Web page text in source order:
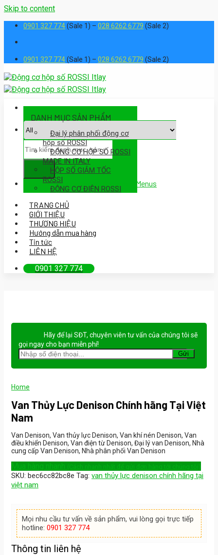
Skip to content
0901 327 774(Sale 1) – 028 6262 6779 (Sale 2)
0901 327 774(Sale 1) – 028 6262 6779 (Sale 2)
Assign a menu in Theme Options > Menus
DANH MỤC SẢN PHẨM
Đại lý phân phối động cơ
hộp số ROSSI
ĐỘNG CƠ HỘP SỐ ROSSI
MADE IN ITALY
HỘP SỐ GIẢM TỐC
ROSSI
ĐỘNG CƠ ĐIỆN ROSSI
TRANG CHỦ
GIỚI THIỆU
THƯƠNG HIỆU
Hướng dẫn mua hàng
Tin tức
LIÊN HỆ
0901 327 774
Hãy để lại SĐT, chuyên viên tư vấn của chúng tôi sẽ
gọi ngay cho bạn miễn phí!
Home
Van Thủy Lực Denison Chính hãng Tại Việt
Nam
Van Denison, Van thủy lực Denison, Van khí nén Denison, Van
điều khiển Denison, Van điện từ Denison, Đại lý van Denison, Nhà
cung cấp Van Denison, Nhà phân phối Van Denison
Mua hàng nhanh (Cách nhanh nhất để gửi đơn hàng tới chúng tôi)
SKU: bec6cc82bc8e Tag: van thủy lực denison chính hãng tại
việt nam
Mọi nhu cầu tư vấn về sản phẩm, vui lòng gọi trực tiếp
hotline: 0901 327 774
Thông tin liên hệ